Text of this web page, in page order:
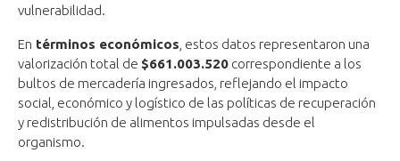
vulnerabilidad.
En términos económicos , estos datos representaron una
valorización total de $661.003.520 correspondiente a los
bultos de mercadería ingresados, reflejando el impacto
social, económico y logístico de las políticas de recuperación
y redistribución de alimentos impulsadas desde el
organismo.